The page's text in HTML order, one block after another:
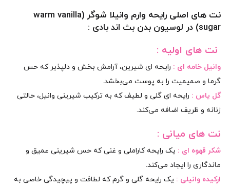
نت‌ های اصلی رایحه وارم وانیلا شوگر (warm vanilla
sugar) در لوسیون بدن بث اند بادی :
نت‌ های اولیه :
وانیل خامه‌ ای : رایحه‌ ای شیرین، آرامش‌ بخش و دلپذیر که حس
گرما و صمیمیت را به پوست می‌بخشد.
گل یاس : رایحه‌ ای گلی و لطیف که به ترکیب شیرینی وانیل، حالتی
زنانه و ظریف اضافه می‌کند.
نت‌ های میانی :
شکر قهوه‌ ای : یک رایحه کاراملی و غنی که حس شیرینی عمیق و
ماندگاری را ایجاد می‌کند.
ارکیده وانیلی : یک رایحه گلی و گرم که لطافت و پیچیدگی خاصی به